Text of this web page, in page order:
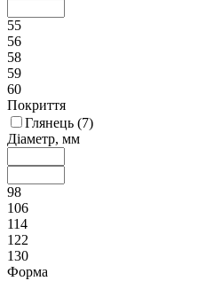
55
56
58
59
60
Покриття
Глянець (7)
Діаметр, мм
98
106
114
122
130
Форма